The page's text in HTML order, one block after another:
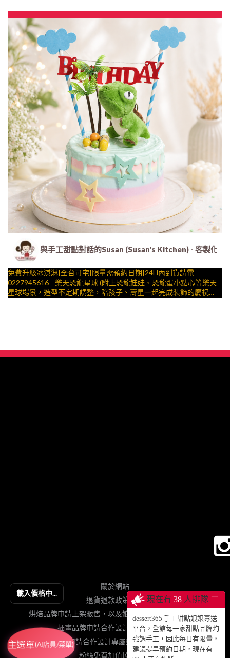
與手工甜點對話的Susan (Susan's Kitchen) - 客製化
免費升級冰淇淋|全台可宅|限量需預約日期|24H內到貨請電
0227945616__樂天恐龍星球 (附上恐龍娃娃、恐龍蛋小點心等樂天
星球場景，造型不定期調整，陪孩子、壽星一起完成裝飾的慶祝時
現在有 38 人排隊 ─
dessert365 手工甜點娘娘專送
平台，全館每一家甜點品牌均
強調手工，因此每日有限量，
建議提早預約日期，現在有
關於網站
退貨退款政策契約
烘焙品牌申請上架販售，以及娘娘專送、動蛋糕授權等
插畫品牌申請合作設計手工甜點販售
網紅申請合作設計專屬影片動蛋糕販售
粉絲免費加值協力網站
載入價格中...
主選單(AI店員/菜單)